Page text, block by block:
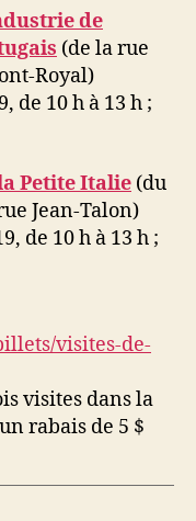
de
(de la rue
Royal)
de 10 h à 13 h ;
Petite Italie (du
Jean-Talon)
de 10 h à 13 h ;
visites-de-
visites dans la
rabais de 5 $